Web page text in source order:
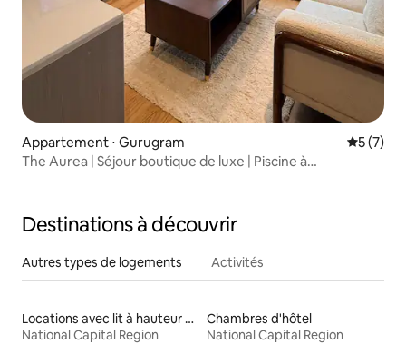
Appartement ⋅ Gurugram
5 (7)
The Aurea | Séjour boutique de luxe | Piscine à
Destinations à découvrir
Autres types de logements Activités
Locations avec lit à hauteur adaptée
National Capital Region
Chambres d'hôtel
National Capital Region